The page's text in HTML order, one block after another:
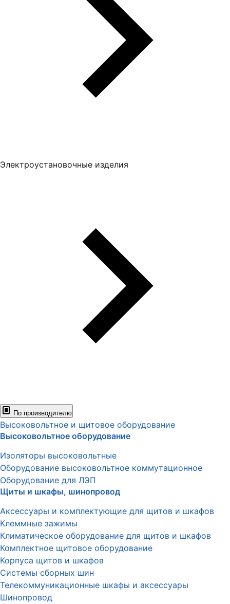
Электроустановочные изделия
По производителю
Высоковольтное и щитовое оборудование
Высоковольтное оборудование
Изоляторы высоковольтные
Оборудование высоковольтное коммутационное
Оборудование для ЛЭП
Щиты и шкафы, шинопровод
Аксессуары и комплектующие для щитов и шкафов
Клеммные зажимы
Климатическое оборудование для щитов и шкафов
Комплектное щитовое оборудование
Корпуса щитов и шкафов
Системы сборных шин
Телекоммуникационные шкафы и аксессуары
Шинопровод